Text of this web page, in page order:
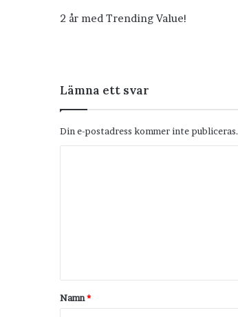
2 år med Trending Value!
Lämna ett svar
Din e-postadress kommer inte publiceras.
t
a
Namn*